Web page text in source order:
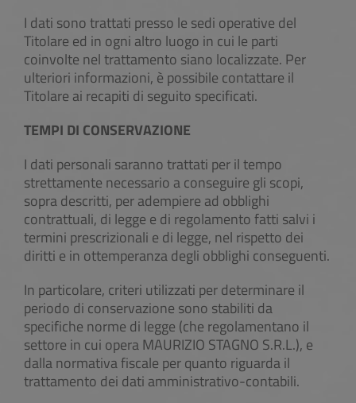
I dati sono trattati presso le sedi operative del
Titolare ed in ogni altro luogo in cui le parti
coinvolte nel trattamento siano localizzate. Per
ulteriori informazioni, è possibile contattare il
Titolare ai recapiti di seguito specificati.
TEMPI DI CONSERVAZIONE
I dati personali saranno trattati per il tempo
strettamente necessario a conseguire gli scopi,
sopra descritti, per adempiere ad obblighi
contrattuali, di legge e di regolamento fatti salvi i
termini prescrizionali e di legge, nel rispetto dei
diritti e in ottemperanza degli obblighi conseguenti.
In particolare, criteri utilizzati per determinare il
periodo di conservazione sono stabiliti da
specifiche norme di legge (che regolamentano il
settore in cui opera MAURIZIO STAGNO S.R.L.), e
dalla normativa fiscale per quanto riguarda il
trattamento dei dati amministrativo-contabili.